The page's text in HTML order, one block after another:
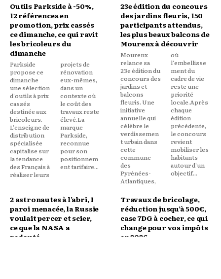
Outils Parkside à -50%,
12 références en
promotion, prix cassés
ce dimanche, ce qui ravit
les bricoleurs du
dimanche
Parkside
propose ce
dimanche
une sélection
d'outils à prix
cassés
destinée aux
bricoleurs.
L'enseigne de
distribution
spécialisée
capitalise sur
la tendance
des Français à
réaliser leurs
projets de
rénovation
eux-mêmes,
dans un
contexte où
le coût des
travaux reste
élevé.La
marque
Parkside,
reconnue
pour son
positionnem
ent tarifaire...
23e édition du concours
des jardins fleuris, 150
participants attendus,
les plus beaux balcons de
Mourenx à découvrir
Mourenx
relance sa
23e édition du
concours des
jardins et
balcons
fleuris. Une
initiative
annuelle qui
célèbre le
verdissemen
t urbain dans
cette
commune
des
Pyrénées-
Atlantiques,
où
l'embellisse
ment du
cadre de vie
reste une
priorité
locale.Après
chaque
édition
précédente,
le concours
revient
mobiliser les
habitants
autour d'un
objectif...
2 astronautes à l’abri, 1
paroi menacée, la Russie
voulait percer et scier,
ce que la NASA a
redouté
Travaux de bricolage,
réduction jusqu’à 500€,
case 7DG à cocher, ce qui
change pour vos impôts
en 2026